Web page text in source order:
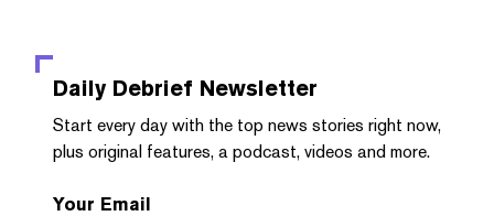
Daily Debrief Newsletter
Start every day with the top news stories right now,
plus original features, a podcast, videos and more.
Your Email